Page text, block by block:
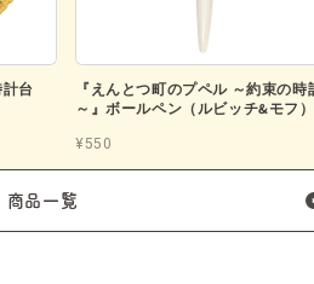
計台
『えんとつ町のプペル ～約束の時
～』ボールペン（ルビッチ&モフ）
¥550
商品一覧